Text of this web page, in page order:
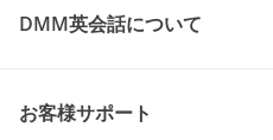
DMM英会話について
お客様サポート